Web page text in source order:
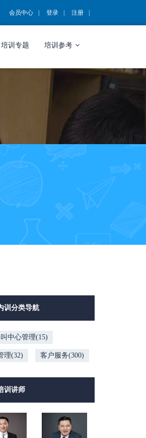
会员中心 登录 注册
培训专题 培训参考
训分类导航
中心管理(15)
理(32) 客户服务(300)
训讲师